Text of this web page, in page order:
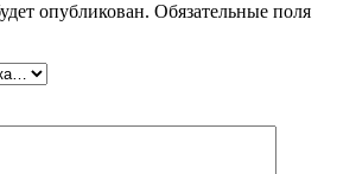
опубликован. Обязательные поля